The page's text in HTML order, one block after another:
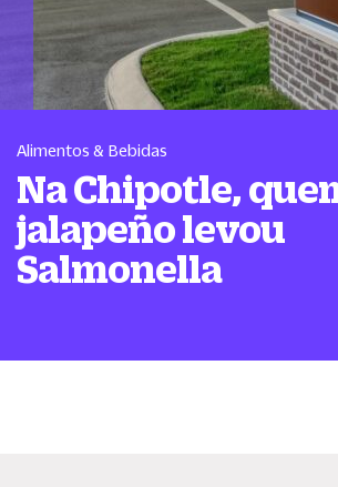
Alimentos & Bebidas
Na Chipotle,
jalapeño levou
Salmonella